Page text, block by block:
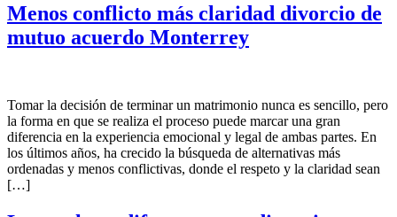
Menos conflicto más claridad divorcio de
mutuo acuerdo Monterrey
Tomar la decisión de terminar un matrimonio nunca es sencillo, pero
la forma en que se realiza el proceso puede marcar una gran
diferencia en la experiencia emocional y legal de ambas partes. En
los últimos años, ha crecido la búsqueda de alternativas más
ordenadas y menos conflictivas, donde el respeto y la claridad sean
[…]